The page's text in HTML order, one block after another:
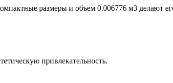
размеры и объем 0.006776 м3 делают
привлекательность.